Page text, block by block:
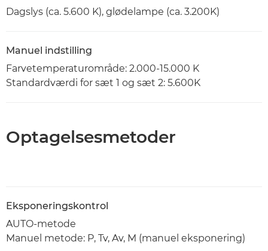
Dagslys (ca. 5.600 K), glødelampe (ca. 3.200K)
Manuel indstilling
Farvetemperaturområde: 2.000-15.000 K
Standardværdi for sæt 1 og sæt 2: 5.600K
Optagelsesmetoder
Eksponeringskontrol
AUTO-metode
Manuel metode: P, Tv, Av, M (manuel eksponering)